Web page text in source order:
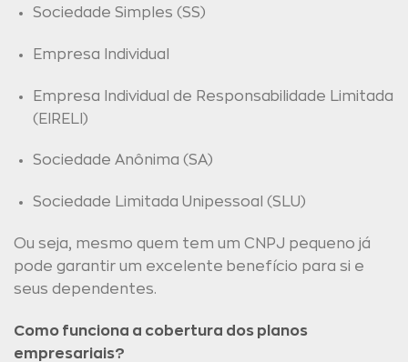
Sociedade Simples (SS)
Empresa Individual
Empresa Individual de Responsabilidade Limitada
(EIRELI)
Sociedade Anônima (SA)
Sociedade Limitada Unipessoal (SLU)
Ou seja, mesmo quem tem um CNPJ pequeno já
pode garantir um excelente benefício para si e
seus dependentes.
Como funciona a cobertura dos planos
empresariais?